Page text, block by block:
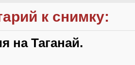
к снимку:
на Таганай.